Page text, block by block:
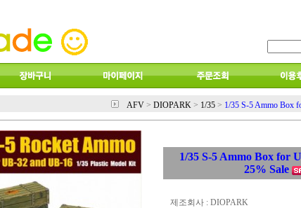
AFV > DIOPARK > 1/35 > 1/35 S-5 Ammo Box
1/35 S-5 Ammo Box for
25% Sale
제조회사 : DIOPARK